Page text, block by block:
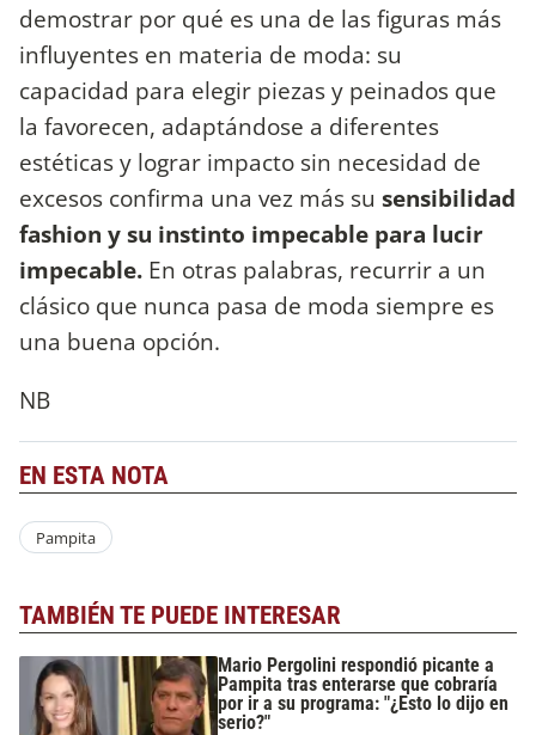
demostrar por qué es una de las figuras más
influyentes en materia de moda: su
capacidad para elegir piezas y peinados que
la favorecen, adaptándose a diferentes
estéticas y lograr impacto sin necesidad de
excesos confirma una vez más su sensibilidad
fashion y su instinto impecable para lucir
impecable. En otras palabras, recurrir a un
clásico que nunca pasa de moda siempre es
una buena opción.
NB
EN ESTA NOTA
Pampita
TAMBIÉN TE PUEDE INTERESAR
Mario Pergolini respondió picante a
Pampita tras enterarse que cobraría
por ir a su programa: "¿Esto lo dijo en
serio?"